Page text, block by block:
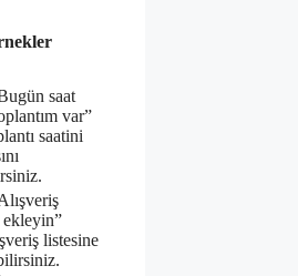
saat
var”
saatini
ekleyin”
listesine